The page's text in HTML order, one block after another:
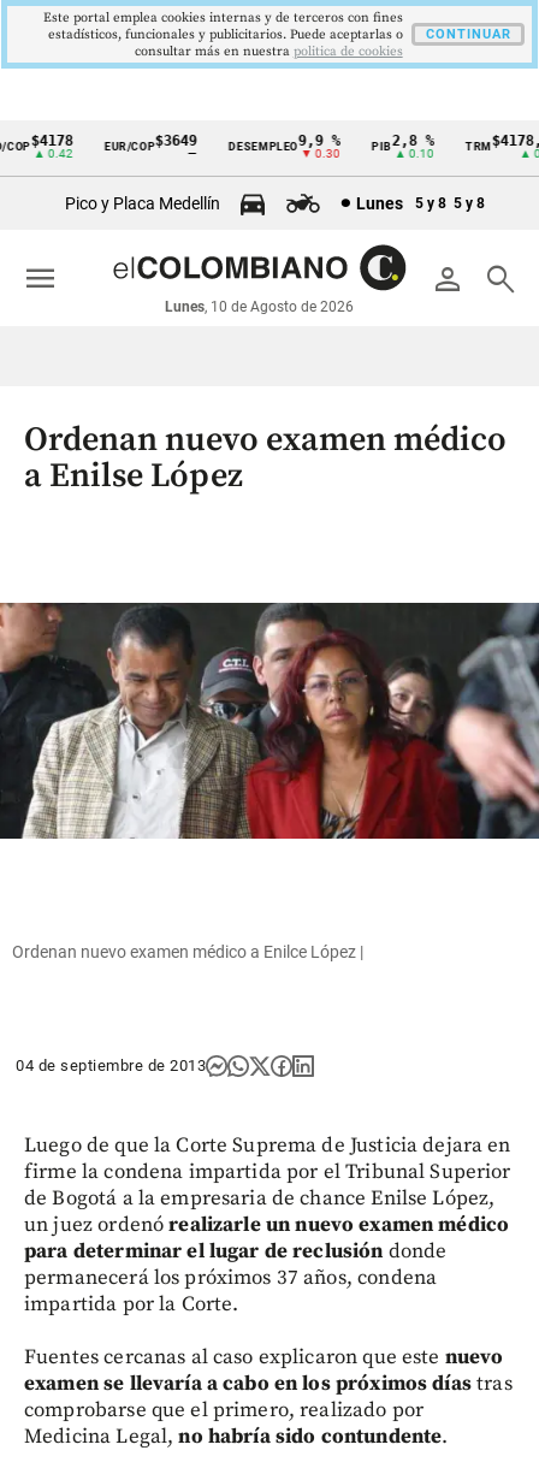
Cintillo
económicos
Colombia
$4178
▲ 0.42
EUR/COP$3649 DESEMPLEO 9,9 %
▼ 0.30
PIB2,8 %
▲ 0.10
TRM
▲
Pico y Placa Medellín Lunes 5 y 8 5 y 8
person search
Lunes, 10 de Agosto de 2026
menu
Ordenan nuevo examen médico
a Enilse López
Ordenan nuevo examen médico a Enilce López |
04 de septiembre de 2013
Luego de que la Corte Suprema de Justicia dejara en
firme la condena impartida por el Tribunal Superior
de Bogotá a la empresaria de chance Enilse López,
un juez ordenórealizarle un nuevo examen médico
para determinar el lugar de reclusión donde
permanecerá los próximos 37 años, condena
impartida por la Corte.
Fuentes cercanas al caso explicaron que este nuevo
examen se llevaría a cabo en los próximos díastras
comprobarse que el primero, realizado por
Medicina Legal,no habría sido contundente.
Este portal emplea cookies internas y de terceros con fines
estadísticos, funcionales y publicitarios. Puede aceptarlas o
consultar más en nuestra politica de cookies
CONTINUAR